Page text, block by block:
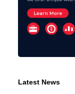
Latest News